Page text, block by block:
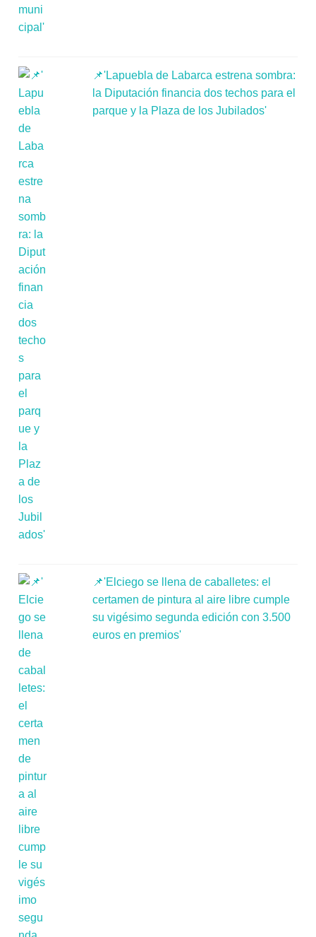
📌'Lapuebla de Labarca estrena sombra:
la Diputación financia dos techos para el
parque y la Plaza de los Jubilados'
📌'Elciego se llena de caballetes: el
certamen de pintura al aire libre cumple
su vigésimo segunda edición con 3.500
euros en premios'